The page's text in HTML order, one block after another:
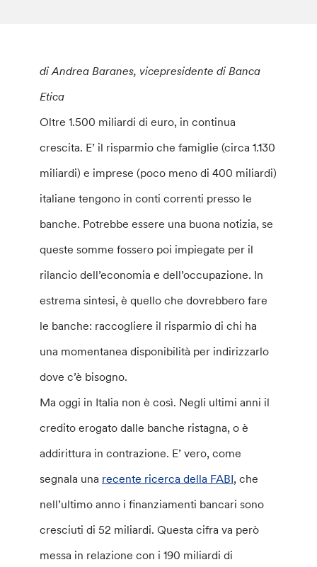
di Andrea Baranes, vicepresidente di Banca
Etica
Oltre 1.500 miliardi di euro, in continua
crescita. E’ il risparmio che famiglie (circa 1.130
miliardi) e imprese (poco meno di 400 miliardi)
italiane tengono in conti correnti presso le
banche. Potrebbe essere una buona notizia, se
queste somme fossero poi impiegate per il
rilancio dell’economia e dell’occupazione. In
estrema sintesi, è quello che dovrebbero fare
le banche: raccogliere il risparmio di chi ha
una momentanea disponibilità per indirizzarlo
dove c’è bisogno.
Ma oggi in Italia non è così. Negli ultimi anni il
credito erogato dalle banche ristagna, o è
addirittura in contrazione. E’ vero, come
segnala una recente ricerca della FABI, che
nell’ultimo anno i finanziamenti bancari sono
cresciuti di 52 miliardi. Questa cifra va però
messa in relazione con i 190 miliardi di